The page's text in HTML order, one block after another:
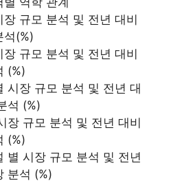
장 규모 분석 및 전년 대비
석(%)
장 규모 분석 및 전년 대비
(%)
시장 규모 분석 및 전년 대
석 (%)
장 규모 분석 및 전년 대비
(%)
별 시장 규모 분석 및 전년
분석 (%)